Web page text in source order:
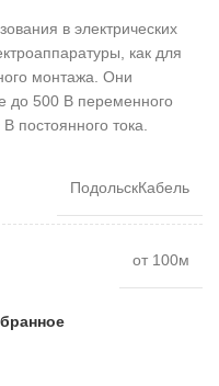
в электрических
как для
монтажа. Они
до 500 В переменного
постоянного тока.
ПодольскКабель
от 100м